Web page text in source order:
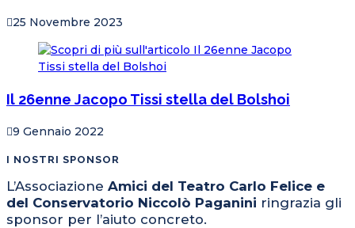
25 Novembre 2023
Il 26enne Jacopo Tissi stella del Bolshoi
9 Gennaio 2022
I NOSTRI SPONSOR
L’Associazione Amici del Teatro Carlo Felice e
del Conservatorio Niccolò Paganini ringrazia gli
sponsor per l’aiuto concreto.